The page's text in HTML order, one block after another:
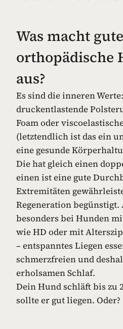
Was macht gute
orthopädische
aus?
Es sind die inneren
druckentlastende
Foam oder
(letztendlich ist das ein
eine gesunde
Die hat gleich einen
einen ist eine gute
Extremitäten
Regeneration begünstigt.
besonders bei Hunden
wie HD oder mit
– entspanntes Liegen
schmerzfreien und
erholsamen Schlaf.
Dein Hund schläft bis zu
sollte er gut liegen. Oder?